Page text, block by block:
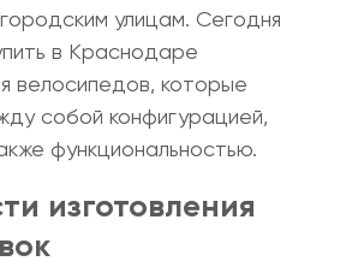
улицам. Сегодня
в Краснодаре
велосипедов, которые
собой конфигурацией,
функциональностью.
изготовления